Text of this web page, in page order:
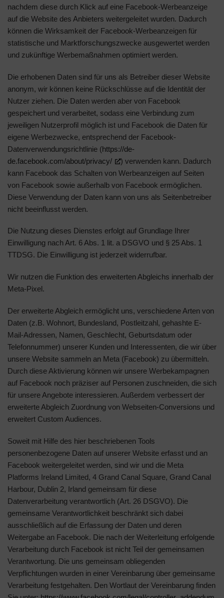
nachdem diese durch Klick auf eine Facebook-Werbeanzeige
auf die Website des Anbieters weitergeleitet wurden. Dadurch
können die Wirksamkeit der Facebook-Werbeanzeigen für
statistische und Marktforschungszwecke ausgewertet werden
und zukünftige Werbemaßnahmen optimiert werden.
Die erhobenen Daten sind für uns als Betreiber dieser Website
anonym, wir können keine Rückschlüsse auf die Identität der
Nutzer ziehen. Die Daten werden aber von Facebook
gespeichert und verarbeitet, sodass eine Verbindung zum
jeweiligen Nutzerprofil möglich ist und Facebook die Daten für
eigene Werbezwecke, entsprechend der Facebook-
Datenverwendungsrichtlinie (https://de-
de.facebook.com/about/privacy/
) verwenden kann. Dadurch
kann Facebook das Schalten von Werbeanzeigen auf Seiten
von Facebook sowie außerhalb von Facebook ermöglichen.
Diese Verwendung der Daten kann von uns als Seitenbetreiber
nicht beeinflusst werden.
Die Nutzung dieses Dienstes erfolgt auf Grundlage Ihrer
Einwilligung nach Art. 6 Abs. 1 lit. a DSGVO und § 25 Abs. 1
TTDSG. Die Einwilligung ist jederzeit widerrufbar.
Wir nutzen die Funktion des erweiterten Abgleichs innerhalb der
Meta-Pixel.
Der erweiterte Abgleich ermöglicht uns, verschiedene Arten von
Daten (z.B. Wohnort, Bundesland, Postleitzahl, gehashte E-
Mail-Adressen, Namen, Geschlecht, Geburtsdatum oder
Telefonnummer) unserer Kunden und Interessenten, die wir über
unsere Website sammeln an Meta (Facebook) zu übermitteln.
Durch diese Aktivierung können wir unsere Werbekampagnen
auf Facebook noch präziser auf Personen zuschneiden, die sich
für unsere Angebote interessieren. Außerdem verbessert der
erweiterte Abgleich Zuordnung von Webseiten-Conversions und
erweitert Custom Audiences.
Soweit mit Hilfe des hier beschriebenen Tools
personenbezogene Daten auf unserer Website erfasst und an
Facebook weitergeleitet werden, sind wir und die Meta
Platforms Ireland Limited, 4 Grand Canal Square, Grand Canal
Harbour, Dublin 2, Irland gemeinsam für diese
Datenverarbeitung verantwortlich (Art. 26 DSGVO). Die
gemeinsame Verantwortlichkeit beschränkt sich dabei
ausschließlich auf die Erfassung der Daten und deren
Weitergabe an Facebook. Die nach der Weiterleitung erfolgende
Verarbeitung durch Facebook ist nicht Teil der gemeinsamen
Verantwortung. Die uns gemeinsam obliegenden
Verpflichtungen wurden in einer Vereinbarung über gemeinsame
Verarbeitung festgehalten. Den Wortlaut der Vereinbarung finden